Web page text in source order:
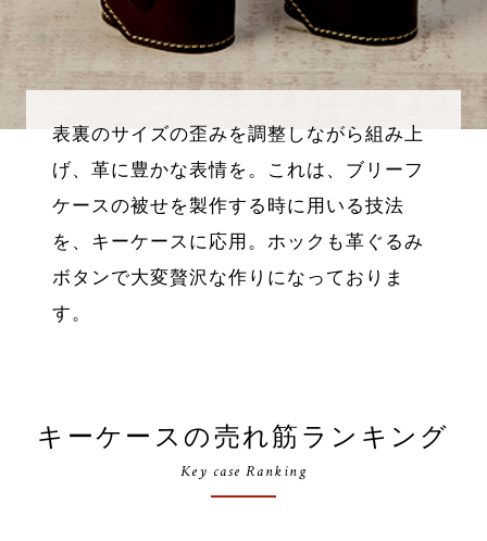
表裏のサイズの歪みを調整しながら組み上
げ、革に豊かな表情を。これは、ブリーフ
ケースの被せを製作する時に用いる技法
を、キーケースに応用。ホックも革ぐるみ
ボタンで大変贅沢な作りになっておりま
す。
キーケースの売れ筋ランキング
Key case Ranking